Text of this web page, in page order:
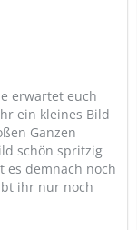
erwartet euch
ein kleines Bild
Ganzen
schön spritzig
es demnach noch
ihr nur noch